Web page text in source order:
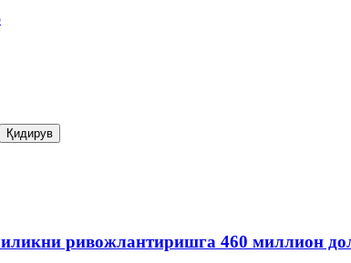
ривожлантиришга 460 миллион